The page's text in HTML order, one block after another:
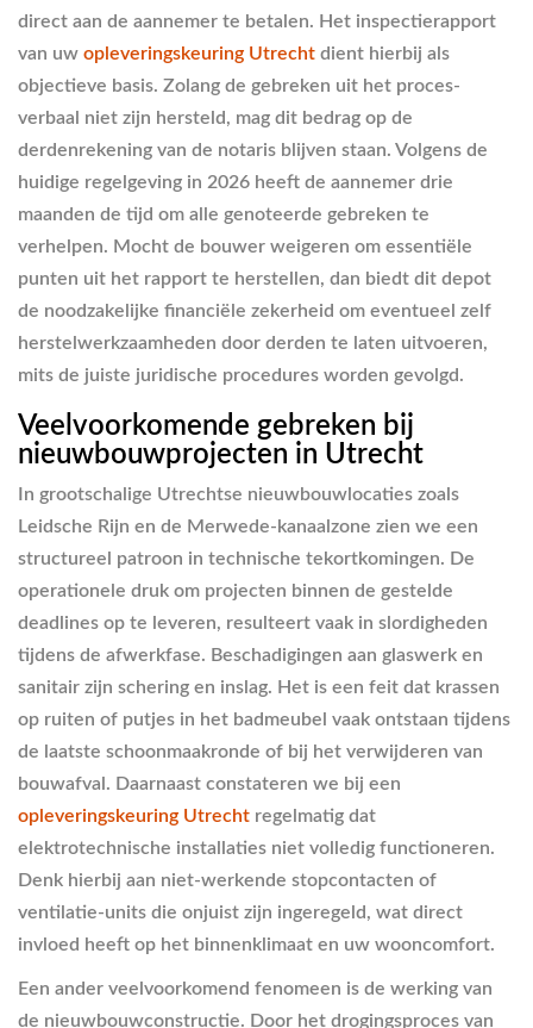
direct aan de aannemer te betalen. Het inspectierapport
van uw opleveringskeuring Utrecht dient hierbij als
objectieve basis. Zolang de gebreken uit het proces-
verbaal niet zijn hersteld, mag dit bedrag op de
derdenrekening van de notaris blijven staan. Volgens de
huidige regelgeving in 2026 heeft de aannemer drie
maanden de tijd om alle genoteerde gebreken te
verhelpen. Mocht de bouwer weigeren om essentiële
punten uit het rapport te herstellen, dan biedt dit depot
de noodzakelijke financiële zekerheid om eventueel zelf
herstelwerkzaamheden door derden te laten uitvoeren,
mits de juiste juridische procedures worden gevolgd.
Veelvoorkomende gebreken bij
nieuwbouwprojecten in Utrecht
In grootschalige Utrechtse nieuwbouwlocaties zoals
Leidsche Rijn en de Merwede-kanaalzone zien we een
structureel patroon in technische tekortkomingen. De
operationele druk om projecten binnen de gestelde
deadlines op te leveren, resulteert vaak in slordigheden
tijdens de afwerkfase. Beschadigingen aan glaswerk en
sanitair zijn schering en inslag. Het is een feit dat krassen
op ruiten of putjes in het badmeubel vaak ontstaan tijdens
de laatste schoonmaakronde of bij het verwijderen van
bouwafval. Daarnaast constateren we bij een
opleveringskeuring Utrecht regelmatig dat
elektrotechnische installaties niet volledig functioneren.
Denk hierbij aan niet-werkende stopcontacten of
ventilatie-units die onjuist zijn ingeregeld, wat direct
invloed heeft op het binnenklimaat en uw wooncomfort.
Een ander veelvoorkomend fenomeen is de werking van
de nieuwbouwconstructie. Door het drogingsproces van